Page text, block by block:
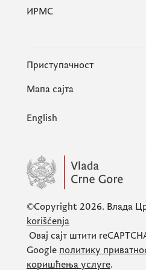
ИРМС
Приступачност
Мапа сајта
English
©Copyright 2026. Влада
korišćenja
Овај сајт штити
Google политику
коришћења услуге.